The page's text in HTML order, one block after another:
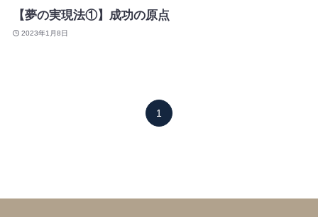
【夢の実現法①】成功の原点
2023年1月8日
1